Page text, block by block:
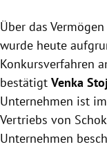
Über das
wurde heute
Konkursverfahren
bestätigt Venka
Unternehmen ist
Vertriebs von
Unternehmen